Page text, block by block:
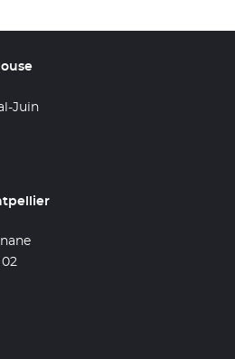
Juin
sur Youtube
nous sur Instagram
fenêtre
nous sur Linkedin
fenêtre